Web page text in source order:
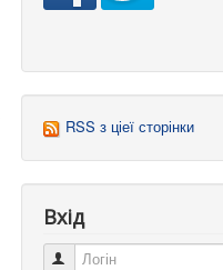
RSS з ціеї сторінки
Вхід
Логін